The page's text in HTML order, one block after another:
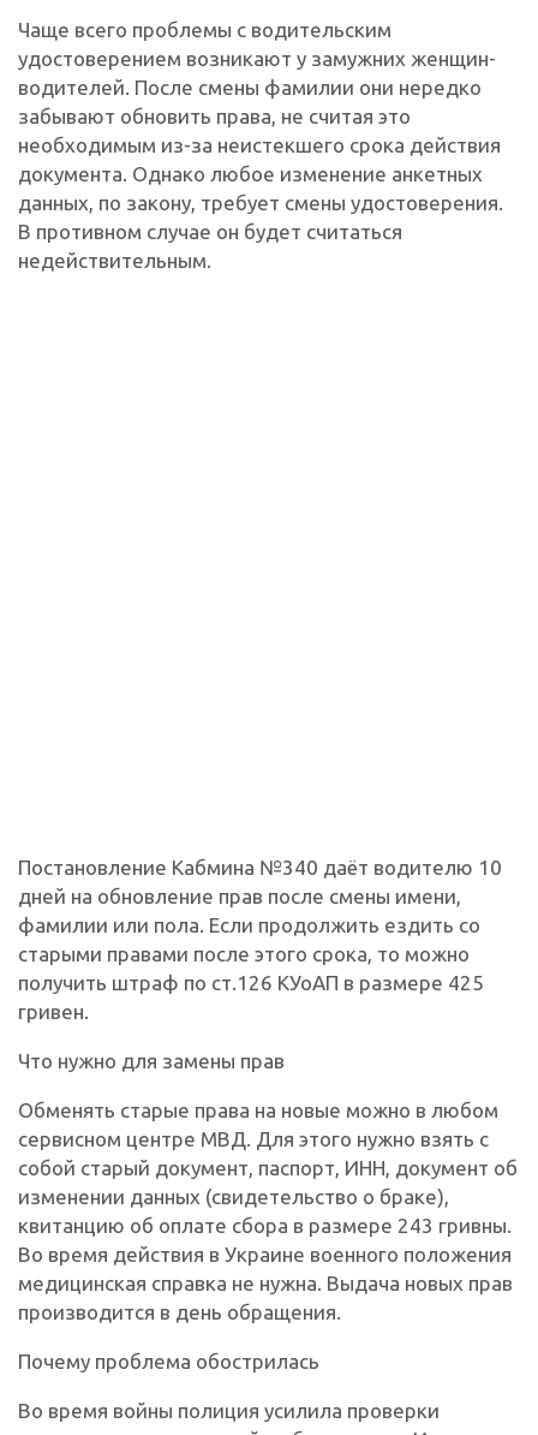
Чаще всего проблемы с водительским
удостоверением возникают у замужних женщин-
водителей. После смены фамилии они нередко
забывают обновить права, не считая это
необходимым из-за неистекшего срока действия
документа. Однако любое изменение анкетных
данных, по закону, требует смены удостоверения.
В противном случае он будет считаться
недействительным.
Постановление Кабмина №340 даёт водителю 10
дней на обновление прав после смены имени,
фамилии или пола. Если продолжить ездить со
старыми правами после этого срока, то можно
получить штраф по ст.126 КУоАП в размере 425
гривен.
Что нужно для замены прав
Обменять старые права на новые можно в любом
сервисном центре МВД. Для этого нужно взять с
собой старый документ, паспорт, ИНН, документ об
изменении данных (свидетельство о браке),
квитанцию об оплате сбора в размере 243 гривны.
Во время действия в Украине военного положения
медицинская справка не нужна. Выдача новых прав
производится в день обращения.
Почему проблема обострилась
Во время войны полиция усилила проверки